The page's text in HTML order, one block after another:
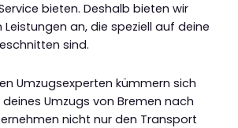
bieten. Deshalb bieten wir
Leistungen an, die speziell auf deine
sind.
Umzugsexperten kümmern sich
Umzugs von Bremen nach
nicht nur den Transport